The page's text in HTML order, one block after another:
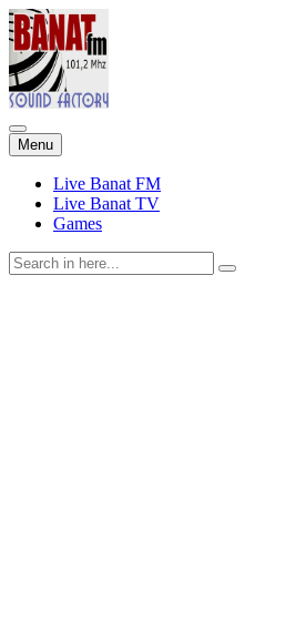
Menu Skip
to
content
Live Banat FM
Live Banat TV
Games
Search
for: